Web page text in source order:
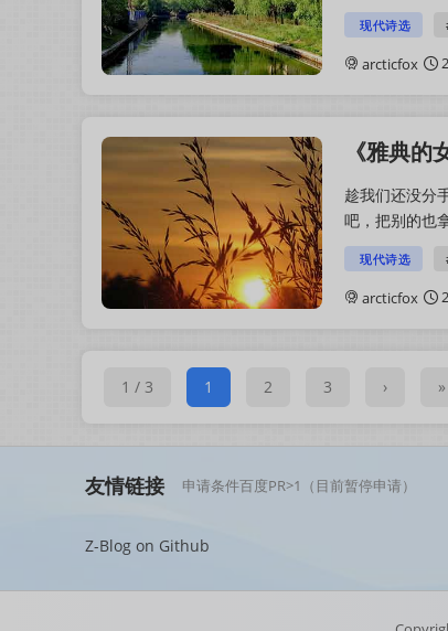
时我自由而贫
现代诗选
arcticfox
《雅典的
趁我们还没分
吧，把别的也
发辫—— 爱琴
现代诗选
arcticfox
1 / 3 1 2 3 › »
友情链接 申请条件百度PR>1（目前暂停申请）
Z-Blog on Github